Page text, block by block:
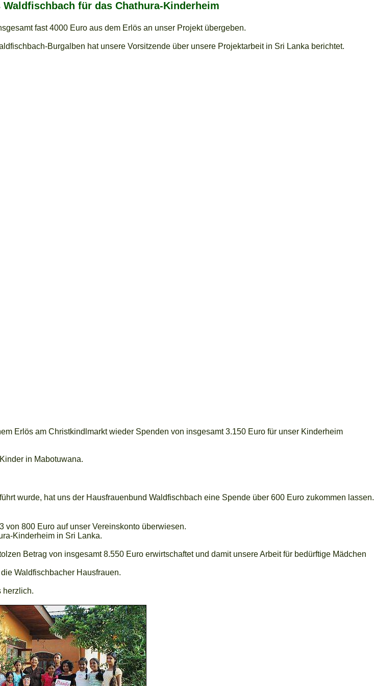
für das Chathura-Kinderheim
fast 4000 Euro aus dem Erlös an unser Projekt übergeben.
Burgalben hat unsere Vorsitzende über unsere Projektarbeit in Sri Lanka berichtet.
Erlös am Christkindlmarkt wieder Spenden von insgesamt 3.150 Euro für unser Kinderheim
in Mabotuwana.
wurde, hat uns der Hausfrauenbund Waldfischbach eine Spende über 600 Euro zukommen lassen.
von 800 Euro auf unser Vereinskonto überwiesen.
Kinderheim in Sri Lanka.
Betrag von insgesamt 8.550 Euro erwirtschaftet und damit unsere Arbeit für bedürftige Mädchen
Waldfischbacher Hausfrauen.
herzlich.